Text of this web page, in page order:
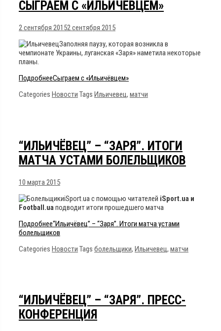
СЫГРАЕМ С «ИЛЬИЧЁВЦЕМ»
2 сентября 20152 сентября 2015
Заполняя паузу, которая возникла в
чемпионате Украины, луганская «Заря» наметила некоторые
планы.
ПодробнееСыграем с «Ильичёвцем»
Categories Новости Tags Ильичевец, матчи
“ИЛЬИЧЁВЕЦ” – “ЗАРЯ”. ИТОГИ
МАТЧА УСТАМИ БОЛЕЛЬЩИКОВ
10 марта 2015
iSport.ua с помощью читателей iSport.ua и
Football.uaподводит итоги прошедшего матча
Подробнее“Ильичёвец” – “Заря”. Итоги матча устами
болельщиков
Categories Новости Tags болельщики, Ильичевец, матчи
“ИЛЬИЧЁВЕЦ” – “ЗАРЯ”. ПРЕСС-
КОНФЕРЕНЦИЯ